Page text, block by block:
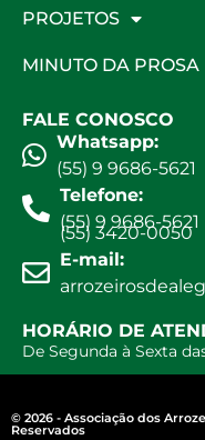
PROJETOS
MINUTO DA PROSA
FALE CONOSCO
Whatsapp:
(55) 9 9686-5621
Telefone:
(55) 9 9686-5621
(55) 3420-0050
E-mail:
HORÁRIO DE
De Segunda à Sexta
© 2026 - Associação dos
Reservados